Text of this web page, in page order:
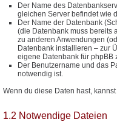
Der Name des
gleichen Server befindet wie
Der Name der Datenbank
(die Datenbank muss bereits
zu anderen Anwendungen
Datenbank installieren – zur
eigene Datenbank für phpBB
Der Benutzername und das
notwendig ist.
Wenn du diese Daten hast,
1.2 Notwendige Dateien